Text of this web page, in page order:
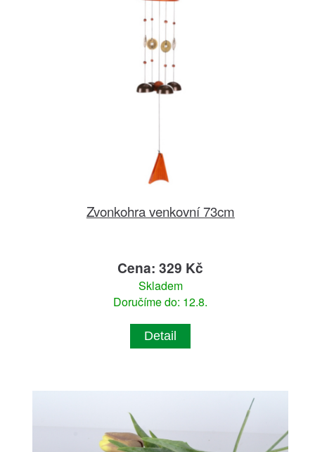
Zvonkohra venkovní 73cm
Cena: 329 Kč
Skladem
Doručíme do: 12.8.
Detail